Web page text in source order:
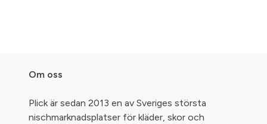
Om oss
Plick är sedan 2013 en av Sveriges största
nischmarknadsplatser för kläder, skor och